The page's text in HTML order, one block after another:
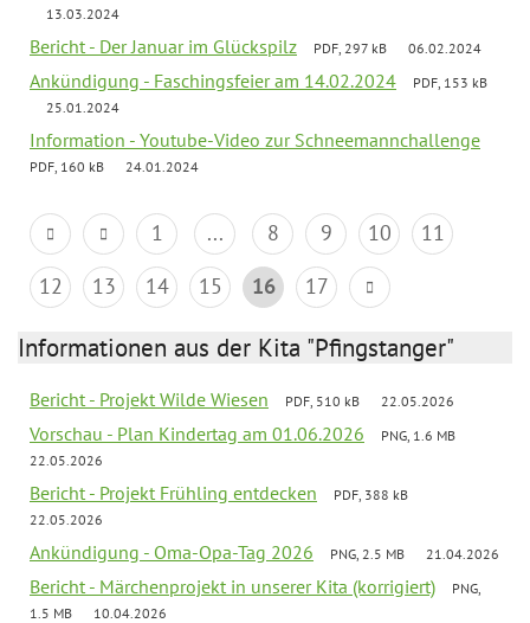
13.03.2024
Bericht - Der Januar im Glückspilz PDF, 297 kB 06.02.2024
Ankündigung - Faschingsfeier am 14.02.2024
PDF, 153 kB
25.01.2024
Information - Youtube-Video zur Schneemannchallenge
PDF, 160 kB 24.01.2024
1 ... 8 9 10
11
12
13 14 15 16 17
Informationen aus der Kita "Pfingstanger"
Bericht - Projekt Wilde Wiesen PDF, 510 kB 22.05.2026
Vorschau - Plan Kindertag am 01.06.2026
PNG, 1.6 MB
22.05.2026
Bericht - Projekt Frühling entdecken
PDF, 388 kB
22.05.2026
Ankündigung - Oma-Opa-Tag 2026 PNG, 2.5 MB 21.04.2026
Bericht - Märchenprojekt in unserer Kita (korrigiert)
PNG,
1.5 MB
10.04.2026